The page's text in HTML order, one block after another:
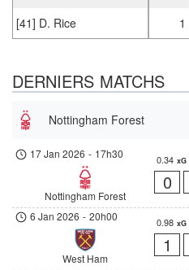
[41] D. Rice
1
DERNIERS MATCHS
Nottingham Forest
17 Jan 2026 - 17h30
Nottingham Forest
0.34 xG
0
6 Jan 2026 - 20h00
West Ham
0.98 xG
1